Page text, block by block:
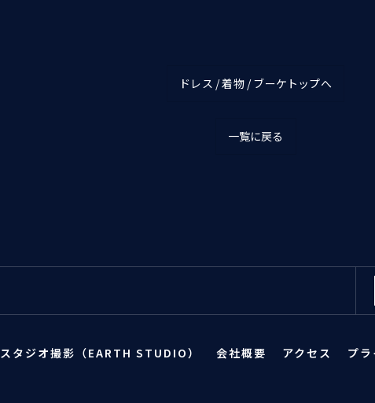
ドレス / 着物 / ブーケトップへ
一覧に戻る
スタジオ撮影（EARTH STUDIO） 会社概要 アクセス プ